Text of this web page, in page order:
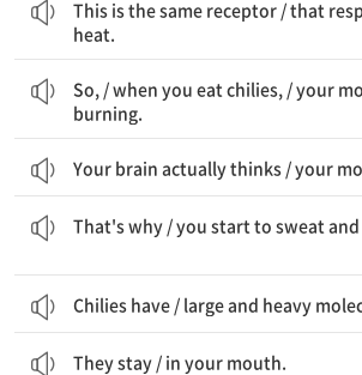
This is the same receptor / that
heat.
So, / when you eat chilies, / your
burning.
Your brain actually thinks / your
That's why / you start to sweat
Chilies have / large and heavy
They stay / in your mouth.